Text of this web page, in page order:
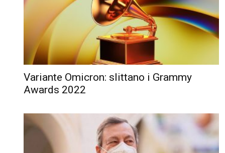
Variante Omicron: slittano i Grammy
Awards 2022